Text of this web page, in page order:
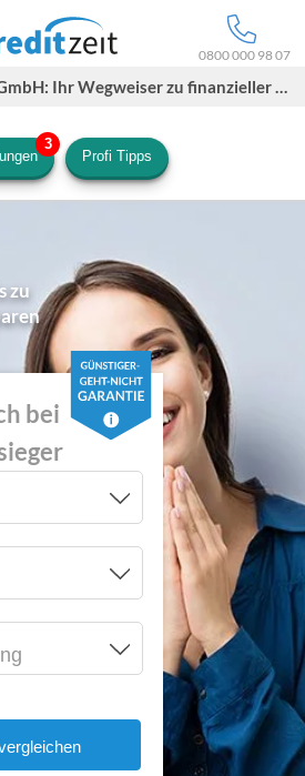
0800 000 98 07
Wegweiser zu finanzieller Flexibilität trotz negativer Schufa
Profi Tipps
zu
bei